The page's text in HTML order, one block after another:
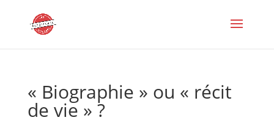
« Biographie » ou « récit
de vie » ?